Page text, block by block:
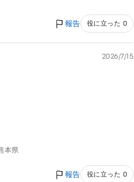
報告 役に立った 0
2026/7/15
本県
報告 役に立った 0